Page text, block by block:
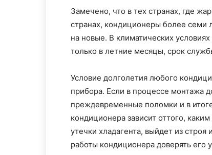
Замечено, что в тех странах, где
странах, кондиционеры более семи
на новые. В климатических
только в летние месяцы, срок
Условие долголетия любого
прибора. Если в процессе монтажа
преждевременные поломки и в
кондиционера зависит оттого,
утечки хладагента, выйдет из
работы кондиционера доверять его